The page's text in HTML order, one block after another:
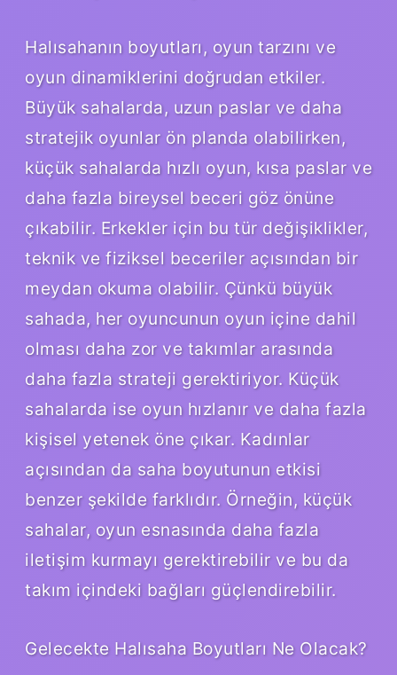
Halısahanın boyutları, oyun tarzını ve
oyun dinamiklerini doğrudan etkiler.
Büyük sahalarda, uzun paslar ve daha
stratejik oyunlar ön planda olabilirken,
küçük sahalarda hızlı oyun, kısa paslar ve
daha fazla bireysel beceri göz önüne
çıkabilir. Erkekler için bu tür değişiklikler,
teknik ve fiziksel beceriler açısından bir
meydan okuma olabilir. Çünkü büyük
sahada, her oyuncunun oyun içine dahil
olması daha zor ve takımlar arasında
daha fazla strateji gerektiriyor. Küçük
sahalarda ise oyun hızlanır ve daha fazla
kişisel yetenek öne çıkar. Kadınlar
açısından da saha boyutunun etkisi
benzer şekilde farklıdır. Örneğin, küçük
sahalar, oyun esnasında daha fazla
iletişim kurmayı gerektirebilir ve bu da
takım içindeki bağları güçlendirebilir.
Gelecekte Halısaha Boyutları Ne Olacak?